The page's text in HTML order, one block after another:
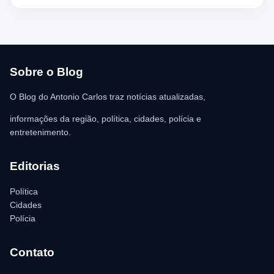
chegada dos policiais. O Serviço de Atendimento Móvel de
para as providências legais.
Sobre o Blog
O Blog do Antonio Carlos traz notícias atualizadas,
informações da região, política, cidades, polícia e
entretenimento.
Editorias
Política
Cidades
Polícia
Contato